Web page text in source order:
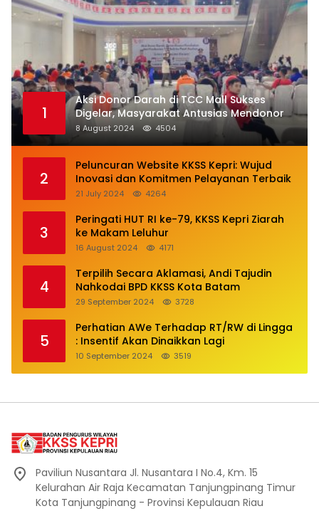
1
Aksi Donor Darah di TCC Mall Sukses
Digelar, Masyarakat Antusias Mendonor
8 August 2024 4504
2
Peluncuran Website KKSS Kepri: Wujud
Inovasi dan Komitmen Pelayanan Terbaik
21 July 2024 4264
3
Peringati HUT RI ke-79, KKSS Kepri Ziarah
ke Makam Leluhur
16 August 2024 4171
4
Terpilih Secara Aklamasi, Andi Tajudin
Nahkodai BPD KKSS Kota Batam
29 September 2024 3728
5
Perhatian AWe Terhadap RT/RW di Lingga
: Insentif Akan Dinaikkan Lagi
10 September 2024 3519
Paviliun Nusantara Jl. Nusantara I No.4, Km. 15
Kelurahan Air Raja Kecamatan Tanjungpinang Timur
Kota Tanjungpinang - Provinsi Kepulauan Riau